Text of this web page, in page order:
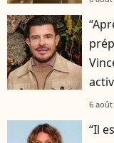
6 août
“Il